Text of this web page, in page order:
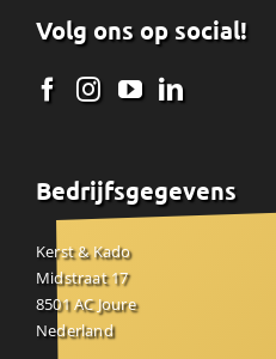
Volg ons op social!
Bedrijfsgegevens
Kerst & Kado
Midstraat 17
8501 AC Joure
Nederland